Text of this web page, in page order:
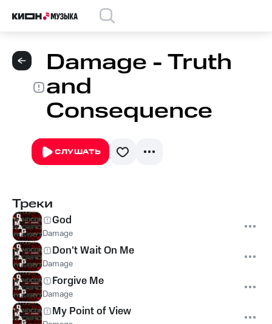
Damage - Truth
and
Consequence
СЛУШАТЬ
Треки
God
Damage
Don't Wait On Me
Damage
Forgive Me
Damage
My Point of View